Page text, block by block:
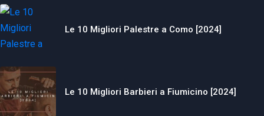
Le 10 Migliori Palestre a Como [2024]
Le 10 Migliori Barbieri a Fiumicino [2024]